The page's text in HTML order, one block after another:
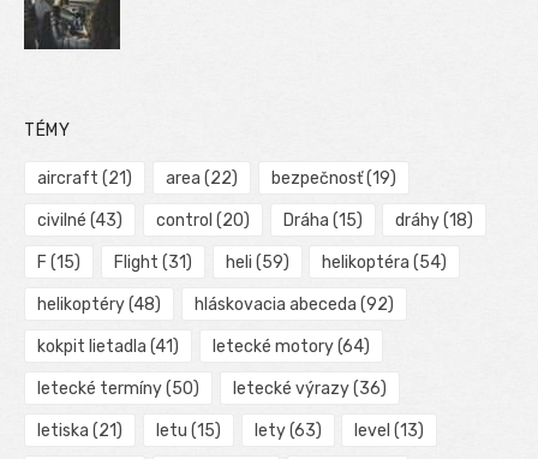
TÉMY
aircraft (21) area (22) bezpečnosť(19)
civilné (43) control (20) Dráha (15) dráhy(18)
F (15) Flight (31) heli (59) helikoptéra (54)
helikoptéry(48) hláskovacia abeceda (92)
kokpit lietadla (41) letecké motory(64)
letecké termíny(50) letecké výrazy(36)
letiska (21) letu (15) lety(63) level (13)